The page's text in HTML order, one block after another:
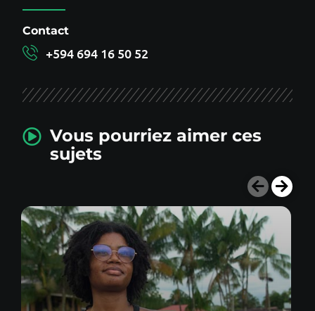
Contact
+594 694 16 50 52
Vous pourriez aimer ces
sujets